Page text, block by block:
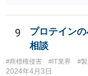
などで 簡単にでもま
として保存しておく
9
プロテイン
相談
#商標権侵害 #IT業界 #
2024年4月3日